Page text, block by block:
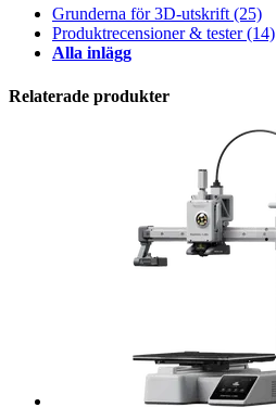
Grunderna för 3D-utskrift (25)
Produktrecensioner & tester(14)
Alla inlägg
Relaterade produkter